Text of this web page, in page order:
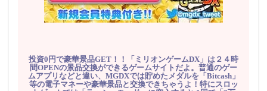
投資0円で豪華景品GET！！「ミリオンゲームDX」は２４時
間OPENの景品交換ができるゲームサイトだよ。普通のゲー
ムアプリなどと違い、MGDXでは貯めたメダルを「Bitcash」
等の電子マネーや豪華景品と交換できちゃうよ！特にスロッ